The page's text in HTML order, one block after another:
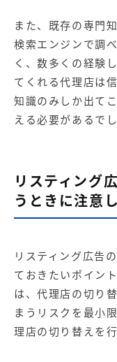
また、既存の専門
検索エンジンで調
く、数多くの経験
てくれる代理店は
知識のみしか出て
える必要があるでし
リスティング
うときに注意
リスティング広告
ておきたいポイン
は、代理店の切り
まうリスクを最小
理店の切り替えを